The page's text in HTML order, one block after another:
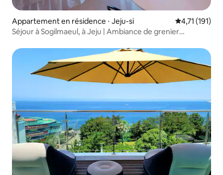
Appartement en résidence ⋅ Jeju-si Évaluation
4,71 (191)
Séjour à Sogilmaeul, à Jeju | Ambiance de grenier